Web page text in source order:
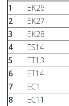
1
EK26
2
EK27
3
EK28
4
ES14
5
ET13
6
ET14
7
EC1
8
EC11